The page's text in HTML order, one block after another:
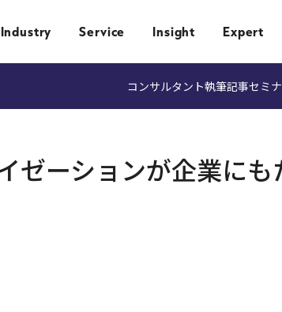
Industry Service Insight Expert
コンサルタント執筆記事セミ
ゼーションが企業にも